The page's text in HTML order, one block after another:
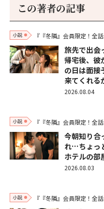
この著者の記事
小説 『『冬隣』会員限定！全
旅先で出会
帰宅後、
の日は面接
来てくれ
2026.08.04
小説 『『冬隣』会員限定！全
今朝知り合
れ…ちょっ
ホテルの
2026.08.03
小説 『『冬隣』会員限定！全